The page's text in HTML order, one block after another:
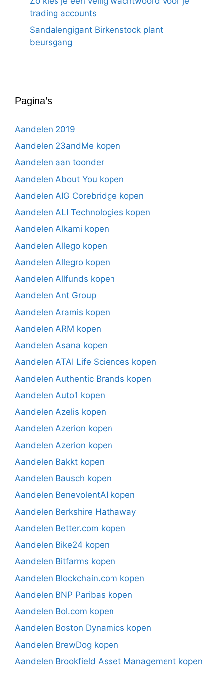
trading accounts
Sandalengigant Birkenstock plant
beursgang
Pagina’s
Aandelen 2019
Aandelen 23andMe kopen
Aandelen aan toonder
Aandelen About You kopen
Aandelen AIG Corebridge kopen
Aandelen ALI Technologies kopen
Aandelen Alkami kopen
Aandelen Allego kopen
Aandelen Allegro kopen
Aandelen Allfunds kopen
Aandelen Ant Group
Aandelen Aramis kopen
Aandelen ARM kopen
Aandelen Asana kopen
Aandelen ATAI Life Sciences kopen
Aandelen Authentic Brands kopen
Aandelen Auto1 kopen
Aandelen Azelis kopen
Aandelen Azerion kopen
Aandelen Azerion kopen
Aandelen Bakkt kopen
Aandelen Bausch kopen
Aandelen BenevolentAI kopen
Aandelen Berkshire Hathaway
Aandelen Better.com kopen
Aandelen Bike24 kopen
Aandelen Bitfarms kopen
Aandelen Blockchain.com kopen
Aandelen BNP Paribas kopen
Aandelen Bol.com kopen
Aandelen Boston Dynamics kopen
Aandelen BrewDog kopen
Aandelen Brookfield Asset Management kopen